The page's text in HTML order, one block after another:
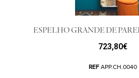
ESPELHO GRANDE DE
723,80€
REF APP.CH.0040